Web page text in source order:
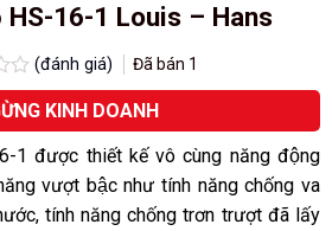
HS-16-1 Louis – Hans
(đánh giá) Đã bán 1
KINH DOANH
1 được thiết kế vô cùng năng động
vượt bậc như tính năng chống va
tính năng chống trơn trượt đã lấy